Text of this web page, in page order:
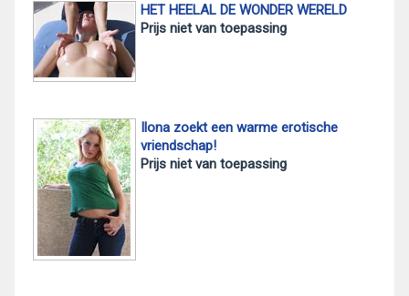
HET HEELAL DE WONDER WERELD
Prijs niet van toepassing
Ilona zoekt een warme erotische
vriendschap!
Prijs niet van toepassing